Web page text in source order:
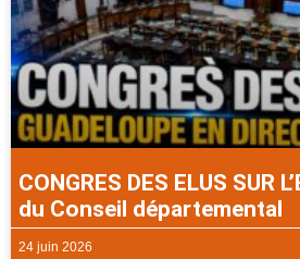
CONGRES DES ELUS SUR
du Conseil départemental
24 juin 2026